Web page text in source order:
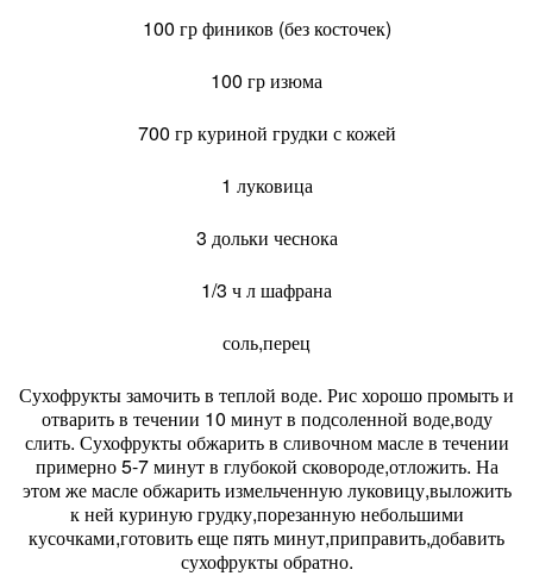
100 гр фиников (без косточек)
100 гр изюма
700 гр куриной грудки с кожей
1 луковица
3 дольки чеснока
1/3 ч л шафрана
соль,перец
Сухофрукты замочить в теплой воде. Рис хорошо промыть и
отварить в течении 10 минут в подсоленной воде,воду
слить. Сухофрукты обжарить в сливочном масле в течении
примерно 5-7 минут в глубокой сковороде,отложить. На
этом же масле обжарить измельченную луковицу,выложить
к ней куриную грудку,порезанную небольшими
кусочками,готовить еще пять минут,приправить,добавить
сухофрукты обратно.